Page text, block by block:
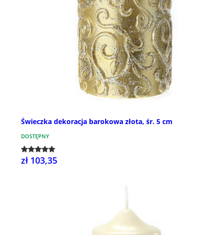
Świeczka dekoracja barokowa złota, śr. 5 cm
DOSTĘPNY
zł 103,35